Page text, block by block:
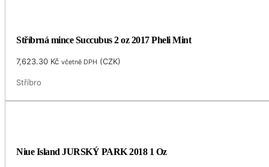
Stříbrná mince Succubus 2 oz 2017 Pheli Mint
7,623.30 Kč včetně DPH (CZK)
Stříbro
Niue Island JURSKÝ PARK 2018 1 Oz